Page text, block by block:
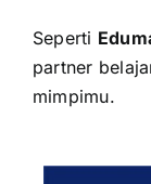
Seperti
partner
mimpimu.